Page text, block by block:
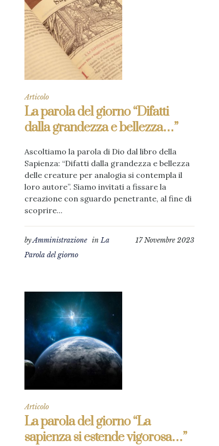
Articolo
La parola del giorno “Difatti
dalla grandezza e bellezza…”
Ascoltiamo la parola di Dio dal libro della
Sapienza: “Difatti dalla grandezza e bellezza
delle creature per analogia si contempla il
loro autore”. Siamo invitati a fissare la
creazione con sguardo penetrante, al fine di
scoprire...
17 Novembre 2023
byAmministrazione inLa
Parola del giorno
Articolo
La parola del giorno “La
sapienza si estende vigorosa…”